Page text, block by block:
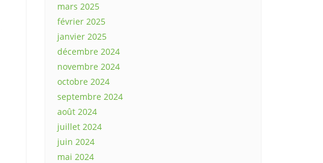
mars 2025
février 2025
janvier 2025
décembre 2024
novembre 2024
octobre 2024
septembre 2024
août 2024
juillet 2024
juin 2024
mai 2024